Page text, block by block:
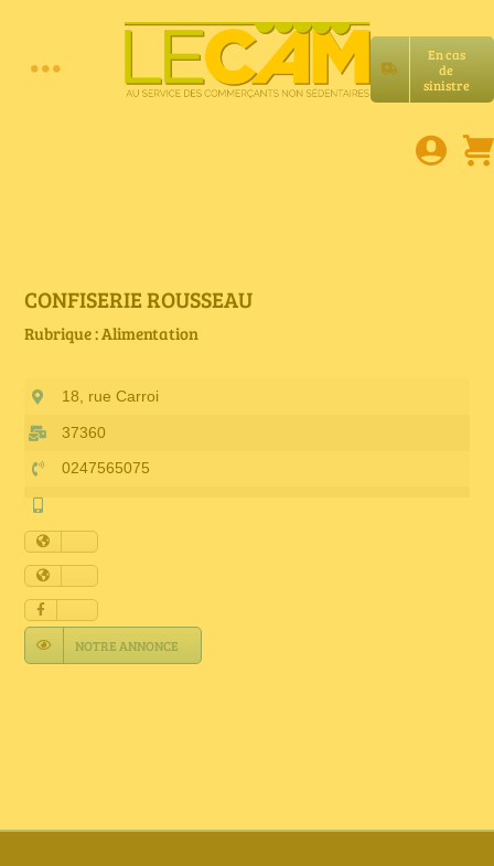
En cas
de
sinistre
Toggle
E-book
Petites annonces
Annuaire Fournisseurs
Actualités
Contact
CONFISERIE ROUSSEAU
Rubrique : Alimentation
18, rue Carroi
37360
0247565075
NOTRE ANNONCE